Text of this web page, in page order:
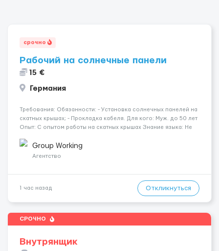
срочно
Рабочий на солнечные панели
15 €
Германия
Требования: Обязанности: - Установка солнечных панелей на
скатных крышах; - Прокладка кабеля. Для кого: Муж. до 50 лет
Опыт: С опытом работы на скатных крышах Знание языка: Не
Германия, Буцбах Условия...
Group Working
Агентство
1 час назад Откликнуться
СРОЧНО
Внутрянщик